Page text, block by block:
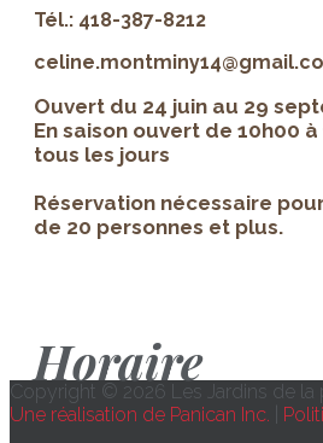
Tél.: 418-387-8212
Ouvert du 24 juin au 29
En saison ouvert de 10h00 à
tous les jours
Réservation nécessaire
de 20 personnes et plus.
Horaire
Copyright © 2026 Les Jardins de la
Une réalisation de Panican Inc.